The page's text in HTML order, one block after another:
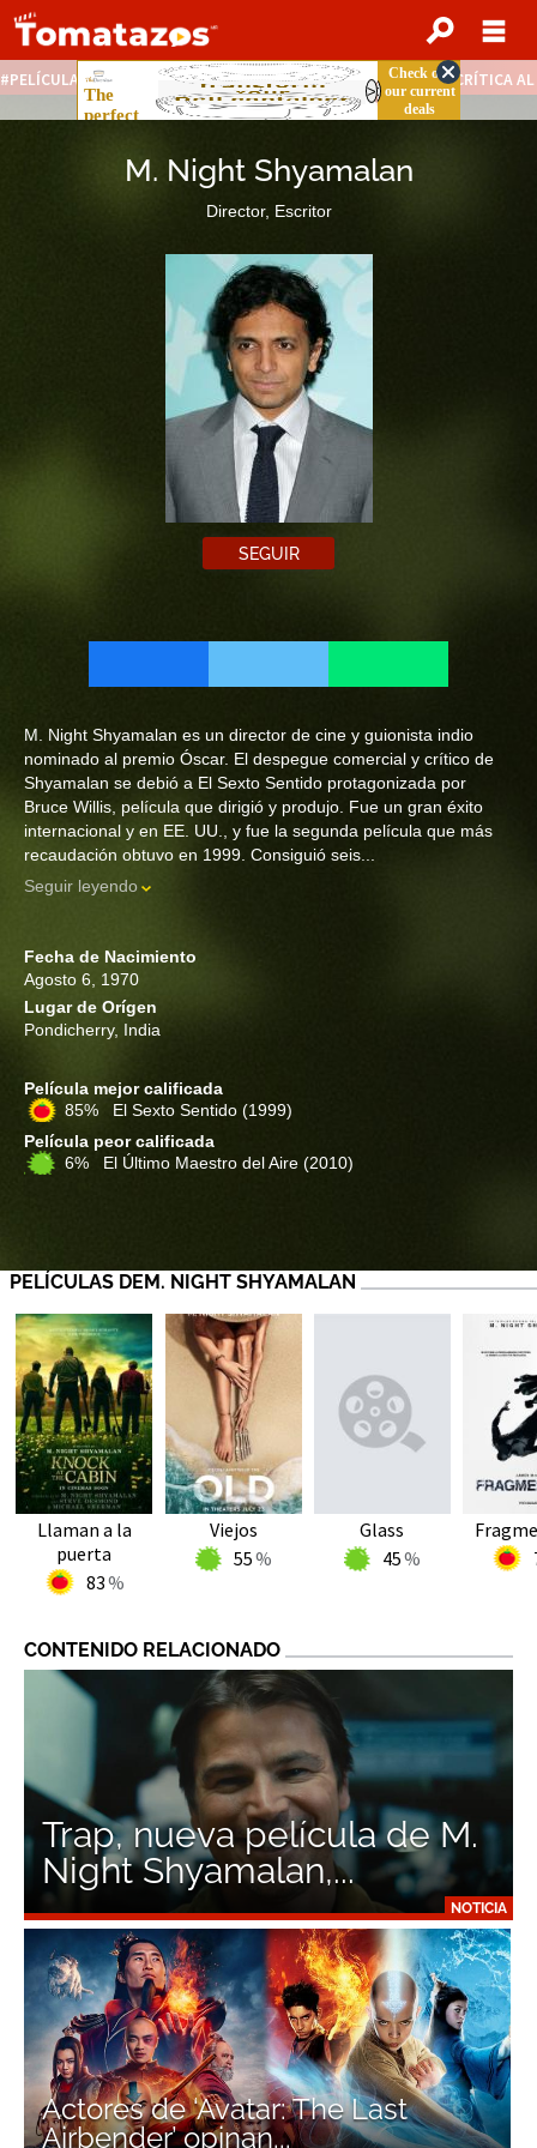
PELÍCULAS STREAMING GRATIS NOTICIAS DESTACADAS CRÍTICA
M. Night Shyamalan
Director, Escritor
SEGUIR
M. Night Shyamalan es un director de cine y guionista indio
nominado al premio Óscar. El despegue comercial y crítico de
Shyamalan se debió a El Sexto Sentido protagonizada por
Bruce Willis, película que dirigió y produjo. Fue un gran éxito
internacional y en EE. UU., y fue la segunda película que más
recaudación obtuvo en 1999. Consiguió seis...
Seguir leyendo
Fecha de Nacimiento
Agosto 6, 1970
Lugar de Orígen
Pondicherry, India
Película mejor calificada
85% El Sexto Sentido (1999)
Película peor calificada
6% El Último Maestro del Aire (2010)
PELÍCULAS DEM. NIGHT SHYAMALAN
Llaman a la
puerta
83
Viejos
55
Glass
45
CONTENIDO RELACIONADO
NOTICIA
Trap, nueva película de M.
Night Shyamalan,...
Actores de ‘Avatar: The Last
Airbender’ opinan...